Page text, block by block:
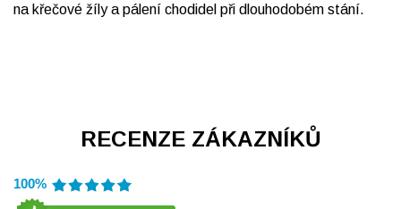
na křečové žíly a pálení chodidel při dlouhodobém stání.
RECENZE ZÁKAZNÍKŮ
100%